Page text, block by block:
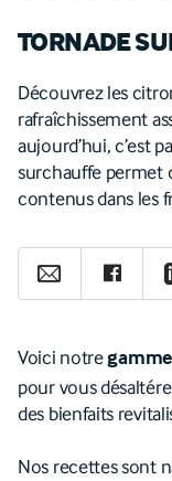
TORNADE
Découvrez les
rafraîchissement
aujourd’hui, c’est
surchauffe permet
contenus dans les
Voici notre
pour vous
des bienfaits
Nos recettes sont